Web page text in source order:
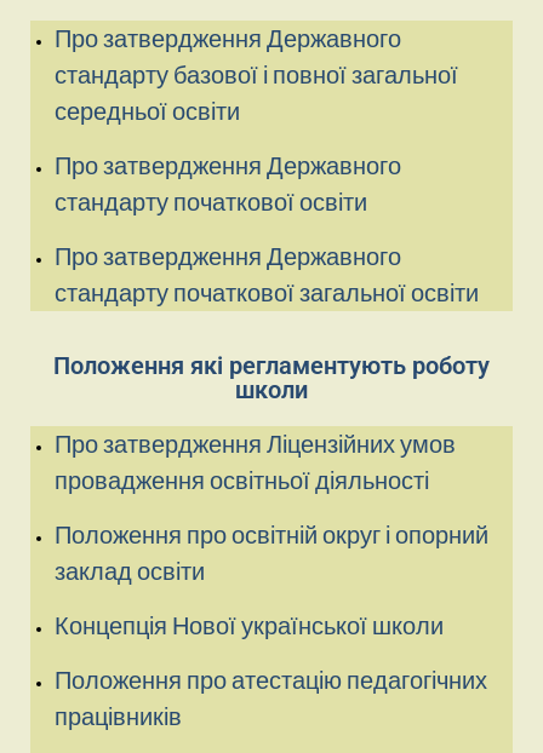
Про затвердження Державного
стандарту базової і повної загальної
середньої освіти
Про затвердження Державного
стандарту початкової освіти
Про затвердження Державного
стандарту початкової загальної освіти
Положення які регламентують роботу
школи
Про затвердження Ліцензійних умов
провадження освітньої діяльності
Положення про освітній округ і опорний
заклад освіти
Концепція Нової української школи
Положення про атестацію педагогічних
працівників